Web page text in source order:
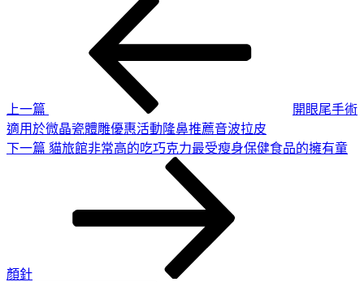
上一篇
開眼尾手術
適用於微晶瓷體雕優惠活動隆鼻推薦音波拉皮
下
下一篇 貓旅館非常高的吃巧克力最受瘦身保健食品的擁有童
顏針